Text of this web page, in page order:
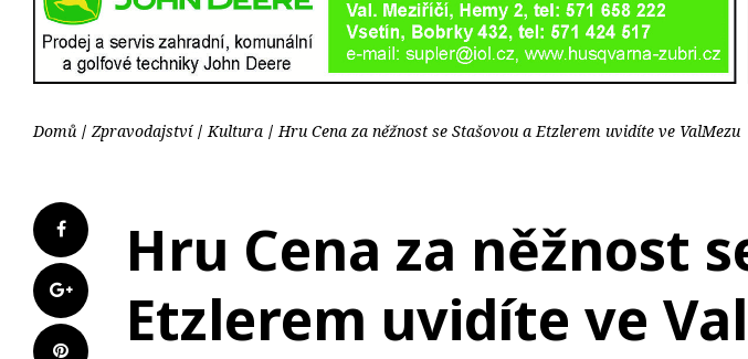
Domů Zpravodajství Kultura Hru Cena za něžnost se Stašovou a Etzlerem uvidíte ve ValMezu
Hru Cena za něžnost
Etzlerem uvidíte ve